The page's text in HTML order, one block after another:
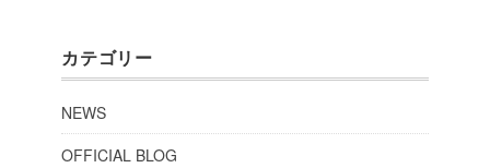
カテゴリー
NEWS
OFFICIAL BLOG